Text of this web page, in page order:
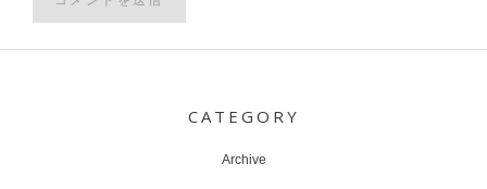
CATEGORY
Archive